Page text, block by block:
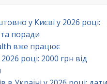
у Києві у 2026 році:
поради
вже працює
році: 2000 грн від